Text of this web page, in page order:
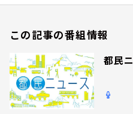
この記事の番組情報
都民